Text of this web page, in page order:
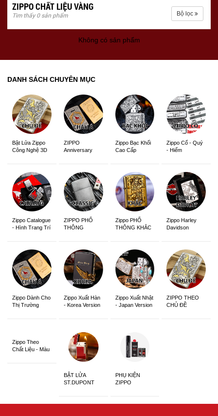
ZIPPO CHẤT LIỆU VÀNG
Tìm thấy 0 sản phẩm Bộ lọc
Không có sản phẩm
DANH SÁCH CHUYÊN MỤC
Bật Lửa Zippo
Công Nghệ 3D
ZIPPO
Anniversary
Zippo Bạc Khối
Cao Cấp
Zippo Cổ - Quý
- Hiếm
Zippo Catalogue
- Hình Trang Trí
ZIPPO PHỔ
THÔNG
Zippo PHỔ
THÔNG KHẮC
Zippo Harley
Davidson
Zippo Dành Cho
Thị Trường
Zippo Xuất Hàn
- Korea Version
Zippo Xuất Nhật
- Japan Version
ZIPPO THEO
CHỦ ĐỀ
Zippo Theo
Chất Liệu - Màu
BẬT LỬA
ST.DUPONT
PHỤ KIỆN
ZIPPO